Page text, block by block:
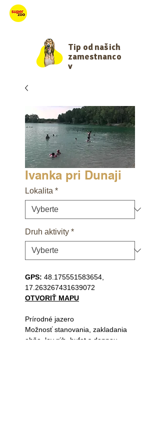
Tip od našich
zamestnanco
v
Ivanka pri Dunaji
Lokalita *
Druh aktivity *
GPS: 48.175551583654,
17.263267431639072
OTVORIŤ MAPU
Prírodné jazero
Možnosť stanovania, zakladania
ohňa, lov rýb, bufet s dennou